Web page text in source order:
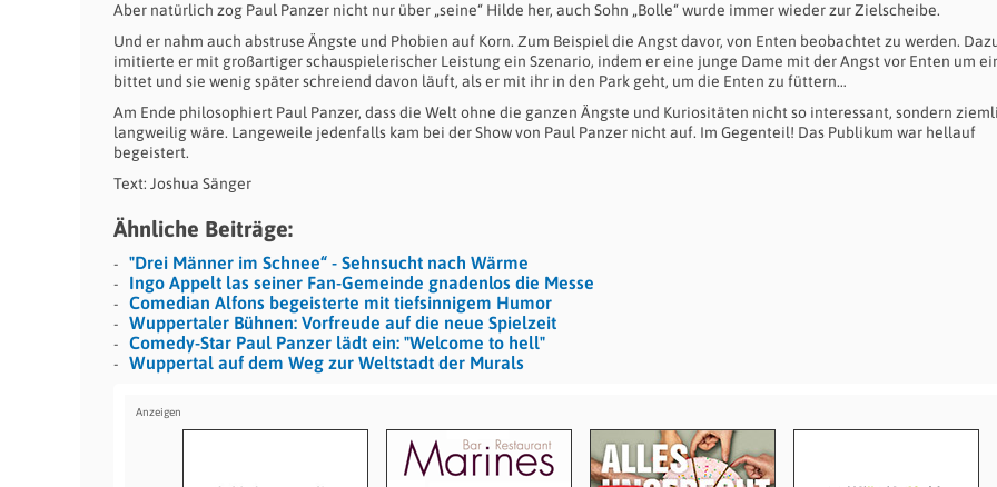
Aber natürlich zog Paul Panzer nicht nur über „seine“ Hilde her, auch Sohn „Bolle“ wurde immer wieder zur Zielscheibe.
Und er nahm auch abstruse Ängste und Phobien auf Korn. Zum Beispiel die Angst davor, von Enten beobachtet zu werden.
imitierte er mit großartiger schauspielerischer Leistung ein Szenario, indem er eine junge Dame mit der Angst vor Enten um
bittet und sie wenig später schreiend davon läuft, als er mit ihr in den Park geht, um die Enten zu füttern…
Am Ende philosophiert Paul Panzer, dass die Welt ohne die ganzen Ängste und Kuriositäten nicht so interessant, sondern
langweilig wäre. Langeweile jedenfalls kam bei der Show von Paul Panzer nicht auf. Im Gegenteil! Das Publikum war hellauf
begeistert.
Text: Joshua Sänger
Ähnliche Beiträge:
"Drei Männer im Schnee“ - Sehnsucht nach Wärme
Ingo Appelt las seiner Fan-Gemeinde gnadenlos die Messe
Comedian Alfons begeisterte mit tiefsinnigem Humor
Wuppertaler Bühnen: Vorfreude auf die neue Spielzeit
Comedy-Star Paul Panzer lädt ein: "Welcome to hell"
Wuppertal auf dem Weg zur Weltstadt der Murals